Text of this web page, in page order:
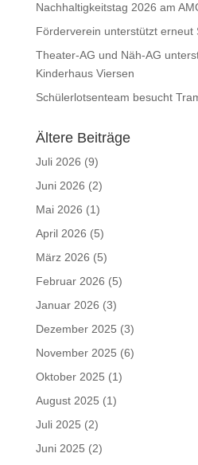
Nachhaltigkeitstag 2026 am
Förderverein unterstützt erneut
Theater-AG und Näh-AG
Kinderhaus Viersen
Schülerlotsenteam besucht
Ältere Beiträge
Juli 2026 (9)
Juni 2026 (2)
Mai 2026 (1)
April 2026 (5)
März 2026 (5)
Februar 2026 (5)
Januar 2026 (3)
Dezember 2025 (3)
November 2025 (6)
Oktober 2025 (1)
August 2025 (1)
Juli 2025 (2)
Juni 2025 (2)